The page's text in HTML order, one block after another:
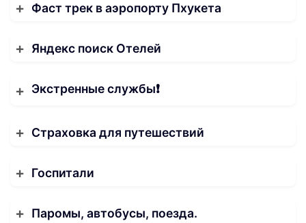
Фаст трек в аэропорту Пхукета
Яндекс поиск Отелей
Экстренные службы❗️
Страховка для путешествий
Госпитали
Паромы, автобусы, поезда.